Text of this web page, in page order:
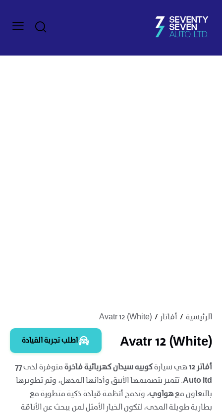
الرئيسية أفاتار Avatr 12 (White)
Avatr 12 (White) اطلب تجربة القيادة
أفاتر 12 هي سيارةكوبيه سيدان كهربائية فاخرةمتوفرة لدى77
Auto ltd. تتميز بتصميمها الأنيق وأدائها المذهل، وتم تطويرها
بالتعاون معهواوي، وتدمج أنظمة قيادة ذكية متطورة مع
بطارية طويلة المدى، لتكون الخيار الأمثل لمن يبحث عن الأناقة